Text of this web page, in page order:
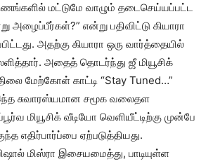
மட்டுமே வாழும் தடைசெய்யப்பட்ட
என்று பதிவிட்டு கியாரா
அதற்கு கியாரா ஒரு வார்த்தையில்
அதைத் தொடர்ந்து ஜீ மியூசிக்
மேற்கோள் காட்டி “Stay Tuned…”
சுவாரஸ்யமான சமூக வலைதள
மியூசிக் வீடியோ வெளியீட்டிற்கு முன்பே
எதிர்பார்ப்பை ஏற்படுத்தியது.
மிஸ்ரா இசையமைத்து, பாடியுள்ள